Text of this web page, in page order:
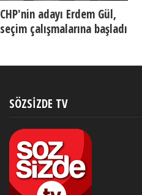
CHP'nin adayı Erdem Gül,
seçim çalışmalarına başladı
SÖZSIZDE TV